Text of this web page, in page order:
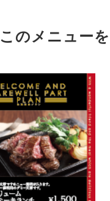
このメニューを